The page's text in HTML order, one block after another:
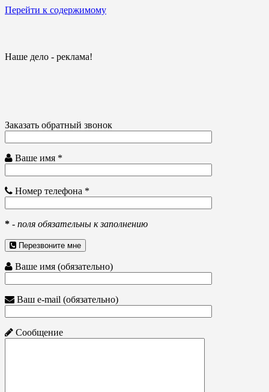
Перейти к содержимому
Наше дело - реклама!
Заказать обратный звонок
Ваше имя *
Номер телефона *
* - поля обязательны к заполнению
Перезвоните мне
Ваше имя (обязательно)
Ваш e-mail (обязательно)
Сообщение